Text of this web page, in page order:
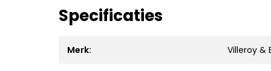
Specificaties
Merk: Villeroy &